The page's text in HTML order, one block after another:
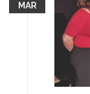
MAR